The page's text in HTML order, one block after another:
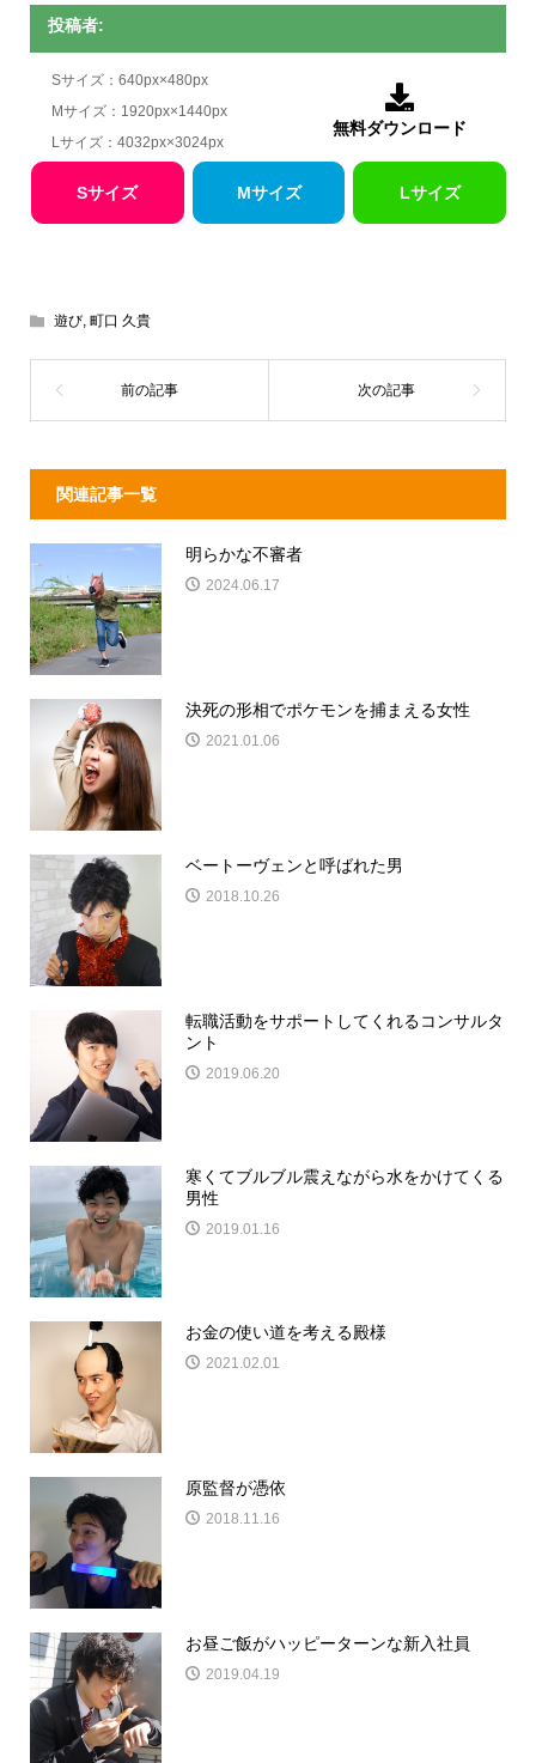
投稿者:
Sサイズ：640px×480px
Mサイズ：1920px×1440px
Lサイズ：4032px×3024px

無料ダウンロード
Sサイズ Mサイズ Lサイズ
遊び, 町口 久貴
関連記事一覧
明らかな不審者
2024.06.17
決死の形相でポケモンを捕まえる女性
2021.01.06
ベートーヴェンと呼ばれた男
2018.10.26
転職活動をサポートしてくれるコンサルタ
ント
2019.06.20
寒くてブルブル震えながら水をかけてくる
男性
2019.01.16
お金の使い道を考える殿様
2021.02.01
原監督が憑依
2018.11.16
お昼ご飯がハッピーターンな新入社員
2019.04.19